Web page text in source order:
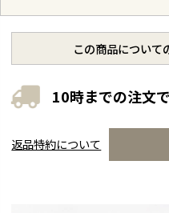
10時までの注文
この商品について
返品特約について